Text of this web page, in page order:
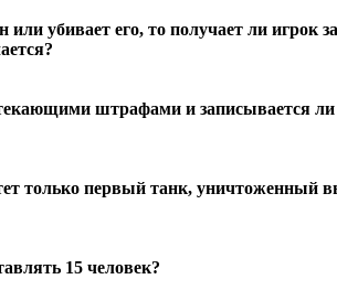
убивает его, то получает ли игрок
штрафами и записывается
только первый танк, уничтоженный
15 человек?